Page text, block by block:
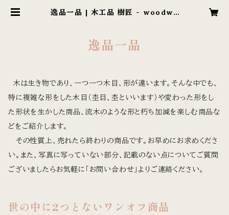
逸品一品 | 木工品 樹匠 - woodwo
逸品一品
木は生き物であり、一つ一つ木目、形が違います。そんな中でも、
特に複雑な形をした木目（杢目、杢といいます）や変わった形をし
た形状を生かした商品、流木のような形と朽ち加減を楽しむ商品な
どをご紹介します。
その性質上、売れたら終わりの商品です。お早めにお求めくださ
い。また、写真に写っていない部分、記載のない点についてご質問
ございましたらお気軽に「お問い合わせ」よりご連絡ください。
世の中に2つとないワンオフ商品